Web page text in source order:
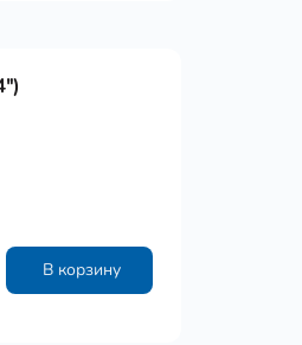
В корзину